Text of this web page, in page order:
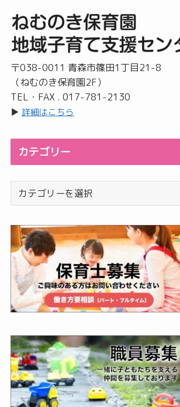
〒038-0011 青森市篠田1丁目21-8
（ねむのき保育園2F）
TEL・FAX . 017-781-2130
▶︎ 詳細はこちら
カテゴリー
テ
リ
ー